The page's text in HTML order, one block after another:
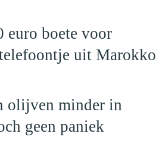
euro boete voor
uit Marokko
olijven minder in
geen paniek